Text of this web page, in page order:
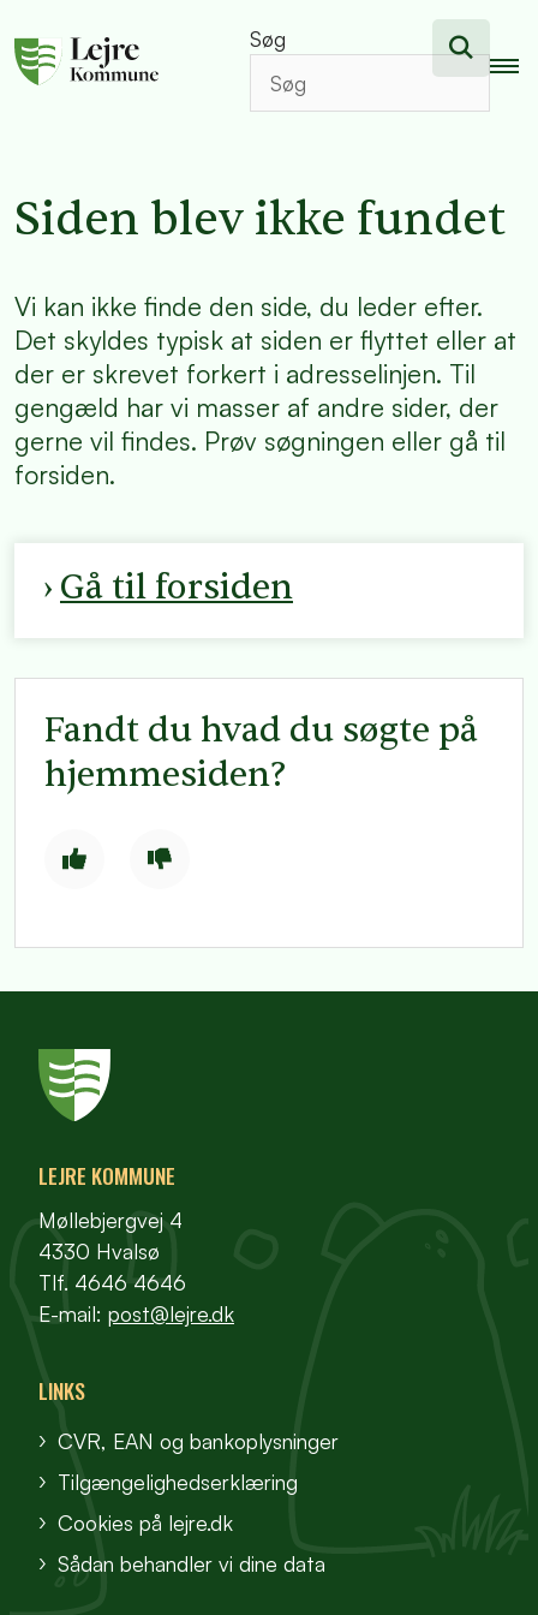
Søg
Siden blev ikke fundet
Vi kan ikke finde den side, du leder efter.
Det skyldes typisk at siden er flyttet eller at
der er skrevet forkert i adresselinjen. Til
gengæld har vi masser af andre sider, der
gerne vil findes. Prøv søgningen eller gå til
forsiden.
Gå til forsiden
Fandt du hvad du søgte på
hjemmesiden?
LEJRE KOMMUNE
Møllebjergvej 4
4330 Hvalsø
Tlf. 4646 4646
E-mail: post@lejre.dk
LINKS
CVR, EAN og bankoplysninger
Tilgængelighedserklæring
Cookies på lejre.dk
Sådan behandler vi dine data